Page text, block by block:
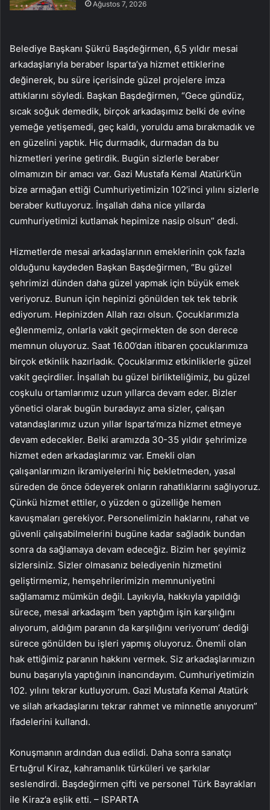
Ağustos 7, 2026
Belediye Başkanı Şükrü Başdeğirmen, 6,5 yıldır mesai
arkadaşlarıyla beraber Isparta’ya hizmet ettiklerine
değinerek, bu süre içerisinde güzel projelere imza
attıklarını söyledi. Başkan Başdeğirmen, “Gece gündüz,
sıcak soğuk demedik, birçok arkadaşımız belki de evine
yemeğe yetişemedi, geç kaldı, yoruldu ama bırakmadık ve
en güzelini yaptık. Hiç durmadık, durmadan da bu
hizmetleri yerine getirdik. Bugün sizlerle beraber
olmamızın bir amacı var. Gazi Mustafa Kemal Atatürk’ün
bize armağan ettiği Cumhuriyetimizin 102’inci yılını sizlerle
beraber kutluyoruz. İnşallah daha nice yıllarda
cumhuriyetimizi kutlamak hepimize nasip olsun” dedi.
Hizmetlerde mesai arkadaşlarının emeklerinin çok fazla
olduğunu kaydeden Başkan Başdeğirmen, “Bu güzel
şehrimizi dünden daha güzel yapmak için büyük emek
veriyoruz. Bunun için hepinizi gönülden tek tek tebrik
ediyorum. Hepinizden Allah razı olsun. Çocuklarımızla
eğlenmemiz, onlarla vakit geçirmekten de son derece
memnun oluyoruz. Saat 16.00’dan itibaren çocuklarımıza
birçok etkinlik hazırladık. Çocuklarımız etkinliklerle güzel
vakit geçirdiler. İnşallah bu güzel birlikteliğimiz, bu güzel
coşkulu ortamlarımız uzun yıllarca devam eder. Bizler
yönetici olarak bugün buradayız ama sizler, çalışan
vatandaşlarımız uzun yıllar Isparta’mıza hizmet etmeye
devam edecekler. Belki aramızda 30-35 yıldır şehrimize
hizmet eden arkadaşlarımız var. Emekli olan
çalışanlarımızın ikramiyelerini hiç bekletmeden, yasal
süreden de önce ödeyerek onların rahatlıklarını sağlıyoruz.
Çünkü hizmet ettiler, o yüzden o güzelliğe hemen
kavuşmaları gerekiyor. Personelimizin haklarını, rahat ve
güvenli çalışabilmelerini bugüne kadar sağladık bundan
sonra da sağlamaya devam edeceğiz. Bizim her şeyimiz
sizlersiniz. Sizler olmasanız belediyenin hizmetini
geliştirmemiz, hemşehrilerimizin memnuniyetini
sağlamamız mümkün değil. Layıkıyla, hakkıyla yapıldığı
sürece, mesai arkadaşım ‘ben yaptığım işin karşılığını
alıyorum, aldığım paranın da karşılığını veriyorum’ dediği
sürece gönülden bu işleri yapmış oluyoruz. Önemli olan
hak ettiğimiz paranın hakkını vermek. Siz arkadaşlarımızın
bunu başarıyla yaptığının inancındayım. Cumhuriyetimizin
102. yılını tekrar kutluyorum. Gazi Mustafa Kemal Atatürk
ve silah arkadaşlarını tekrar rahmet ve minnetle anıyorum”
ifadelerini kullandı.
Konuşmanın ardından dua edildi. Daha sonra sanatçı
Ertuğrul Kiraz, kahramanlık türküleri ve şarkılar
seslendirdi. Başdeğirmen çifti ve personel Türk Bayrakları
ile Kiraz’a eşlik etti. – ISPARTA